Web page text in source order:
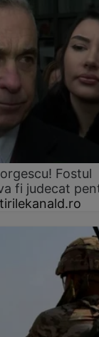
Fostul
fi judecat